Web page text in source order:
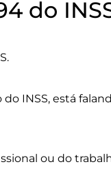
do
INSS, está
ou do